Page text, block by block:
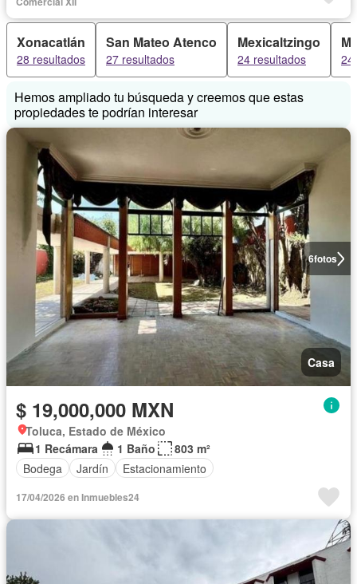
Xonacatlán
28 resultados
San Mateo Atenco
27 resultados
Mexicaltzingo
24 resultados 24
Hemos ampliado tu búsqueda y creemos que estas
propiedades te podrían interesar
6fotos
Casa
$ 19,000,000 MXN
Toluca, Estado de México
1 Recámara
1 Baño
803 m²
Bodega
Jardín Estacionamiento
17/04/2026 en Inmuebles24